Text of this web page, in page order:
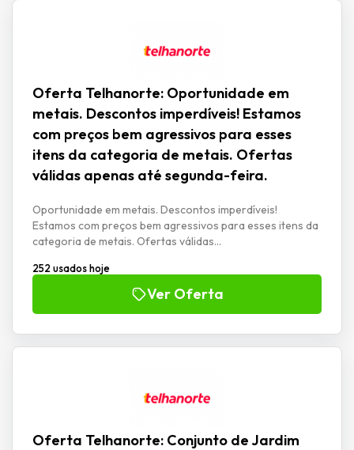
Oferta Telhanorte: Oportunidade em
metais. Descontos imperdíveis! Estamos
com preços bem agressivos para esses
itens da categoria de metais. Ofertas
válidas apenas até segunda-feira.
Oportunidade em metais. Descontos imperdíveis!
Estamos com preços bem agressivos para esses itens da
categoria de metais. Ofertas válidas...
252 usados hoje
Ver Oferta
Oferta Telhanorte: Conjunto de Jardim